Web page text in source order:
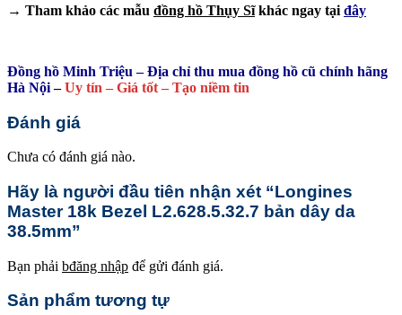
→ Tham khảo các mẫu đồng hồ Thụy Sĩkhác ngay tại đây
Đồng hồ Minh Triệu – Địa chỉ thu mua đồng hồ cũ chính hãng
Hà Nội–Uy tín – Giá tốt – Tạo niềm tin
Đánh giá
Chưa có đánh giá nào.
Hãy là người đầu tiên nhận xét “Longines
Master 18k Bezel L2.628.5.32.7 bản dây da
38.5mm”
Bạn phải bđăng nhập để gửi đánh giá.
Sản phẩm tương tự